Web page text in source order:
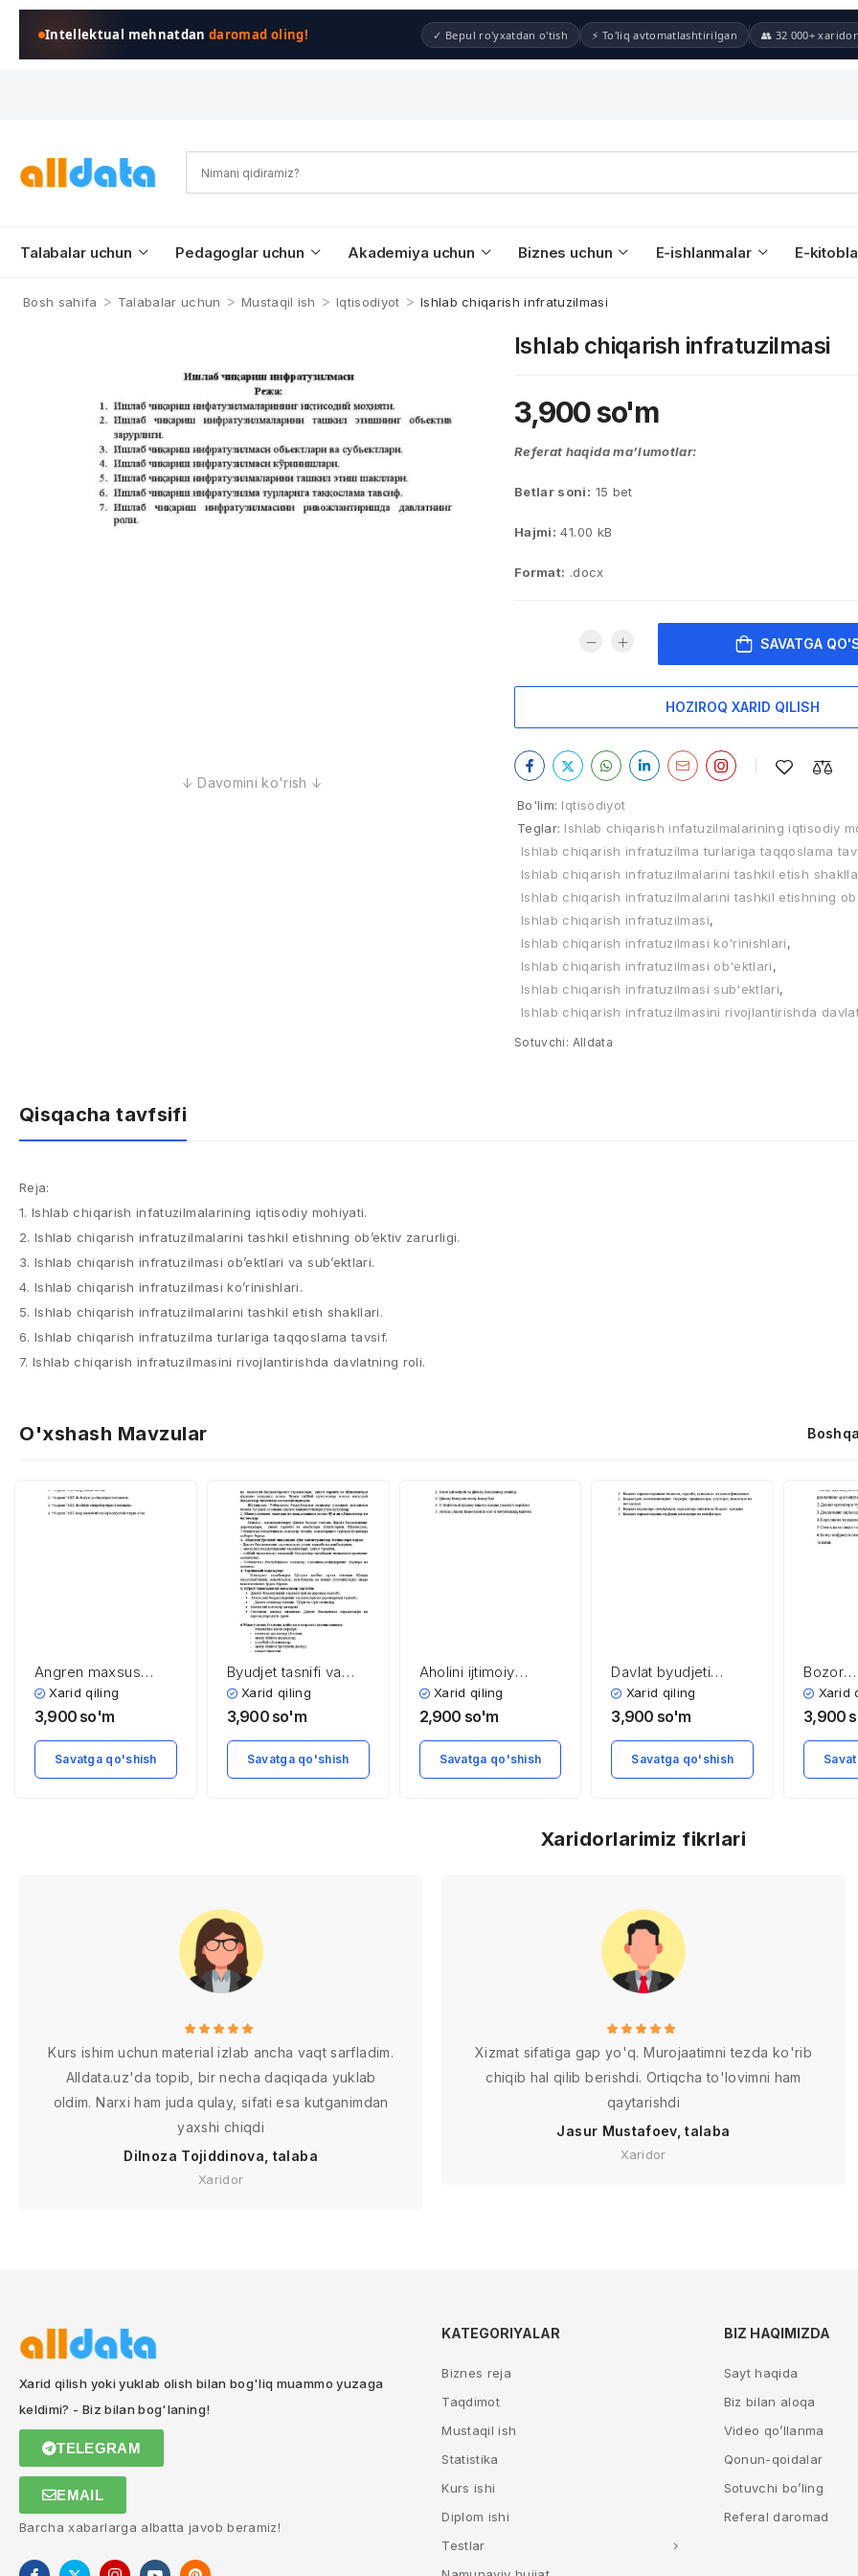
Intellektual mehnatdandaromad oling! ✓ Bepul ro'yxatdan o'tish ⚡ To'liq avtomatlashtirilgan 👥 32 000+ xaridor
Talabalar uchun Pedagoglar uchun Akademiya uchun Biznes uchun E-ishlanmalar E-
Bosh sahifa > Talabalar uchun > Mustaqil ish > Iqtisodiyot > Ishlab chiqarish infratuzilmasi
Ishlab chiqarish infratuzilmasi
3,900so'm
Referat haqida ma’lumotlar:
Betlar soni: 15 bet
Hajmi: 41.00 kB
Format: .docx
SAVATGA
HOZIROQ XARID QILISH
Bo'lim: Iqtisodiyot
Teglar: Ishlab chiqarish infatuzilmalarining iqtisodiy
Ishlab chiqarish infratuzilma turlariga taqqoslama
Ishlab chiqarish infratuzilmalarini tashkil etish
Ishlab chiqarish infratuzilmalarini tashkil etishning
Ishlab chiqarish infratuzilmasi,
Ishlab chiqarish infratuzilmasi ko'rinishlari,
Ishlab chiqarish infratuzilmasi ob'ektlari,
Ishlab chiqarish infratuzilmasi sub'ektlari,
Ishlab chiqarish infratuzilmasini rivojlantirishda
Sotuvchi: Alldata
Qisqacha tavfsifi
Reja:
1. Ishlab chiqarish infatuzilmalarining iqtisodiy mohiyati.
2. Ishlab chiqarish infratuzilmalarini tashkil etishning ob’ektiv zarurligi.
3. Ishlab chiqarish infratuzilmasi ob’ektlari va sub’ektlari.
4. Ishlab chiqarish infratuzilmasi ko’rinishlari.
5. Ishlab chiqarish infratuzilmalarini tashkil etish shakllari.
6. Ishlab chiqarish infratuzilma turlariga taqqoslama tavsif.
7. Ishlab chiqarish infratuzilmasini rivojlantirishda davlatning roli.
O'xshash Mavzular
Angren maxsus
industrial zonasi
Xarid qiling
3,900 so'm
Savatga qo'shish
Byudjet tasnifi va
byudjet xarajatlari
Xarid qiling
3,900 so'm
Savatga qo'shish
Aholini ijtimoiy
himoyalash asoslari
Xarid qiling
2,900 so'm
Savatga qo'shish
Davlat byudjeti
xarajatlari
Xarid qiling
3,900 so'm
Savatga qo'shish
Bozor
Xarid
3,900
Xaridorlarimiz fikrlari
Kurs ishim uchun material izlab ancha vaqt sarfladim.
Alldata.uz'da topib, bir necha daqiqada yuklab
oldim. Narxi ham juda qulay, sifati esa kutganimdan
yaxshi chiqdi
Dilnoza Tojiddinova, talaba
Xaridor
Xizmat sifatiga gap yo'q. Murojaatimni tezda ko'rib
chiqib hal qilib berishdi. Ortiqcha to'lovimni ham
qaytarishdi
Jasur Mustafoev, talaba
Xaridor
Xarid qilish yoki yuklab olish bilan bog'liq muammo yuzaga
keldimi? - Biz bilan bog'laning!
TELEGRAM
EMAIL
Barcha xabarlarga albatta javob beramiz!
KATEGORIYALAR
Biznes reja
Taqdimot
Mustaqil ish
Statistika
Kurs ishi
Diplom ishi
Testlar
BIZ HAQIMIZDA
Sayt haqida
Biz bilan aloqa
Video qo’llanma
Qonun-qoidalar
Sotuvchi bo’ling
Referal daromad